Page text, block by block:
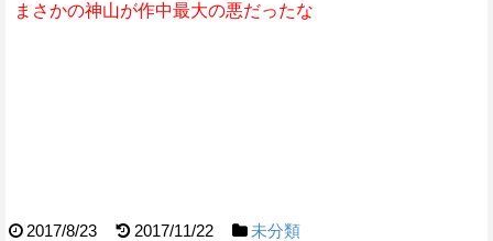
まさかの神山が作中最大の悪だったな
2017/8/23 2017/11/22 未分類